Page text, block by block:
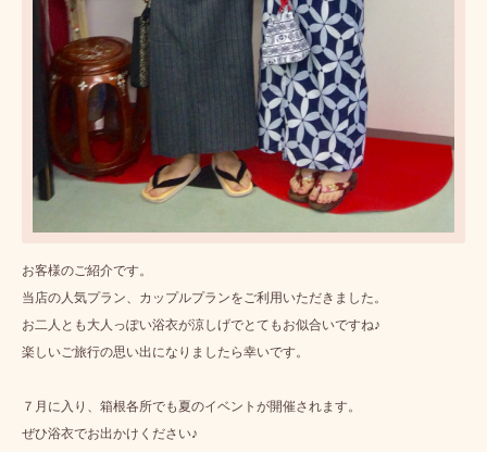
お客様のご紹介です。
当店の人気プラン、カップルプランをご利用いただきました。
お二人とも大人っぽい浴衣が涼しげでとてもお似合いですね♪
楽しいご旅行の思い出になりましたら幸いです。
７月に入り、箱根各所でも夏のイベントが開催されます。
ぜひ浴衣でお出かけください♪